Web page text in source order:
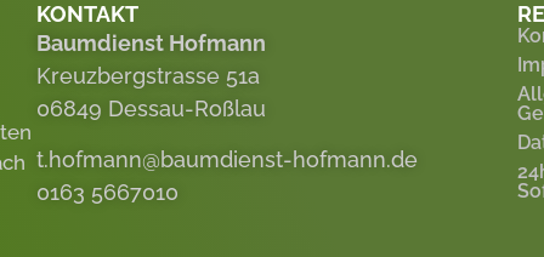
KONTAKT
Baumdienst Hofmann
Kreuzbergstrasse 51a
06849 Dessau-Roßlau
t.hofmann@baumdienst-hofmann.de
0163 5667010